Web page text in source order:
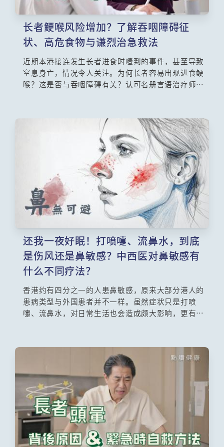
长者鲠喉风险增加？了解吞咽障碍征
状、高危食物与谦烈治急救法
近期本港接连发生长者进食时噎到的事件，甚至导致
窒息身亡，情况令人关注。为何长者容易出现进食鲠
喉？这是否与吞咽障碍有关？认可名册言语治疗师邝
力和力度便会减弱，大大增加鲠喉风险。
还我一夜好眠！打喷嚏、流鼻水，到底
是伤风还是鼻敏感？中西医对鼻敏感有
什么不同疗法？
香港约有四分之一的人患鼻敏感，原来大部分港人的
患病类型与外国患者并不一样。虽然症状只是打喷
嚏、流鼻水，对日常生活也会造成颇大影响，更有说
法可以关掉鼻子的水龙头，还给患者一夜好眠？治疗
方面，服用抗敏药、喷鼻剂、洗鼻、针灸，甚至手
术，哪些病人适合使用哪种疗法？